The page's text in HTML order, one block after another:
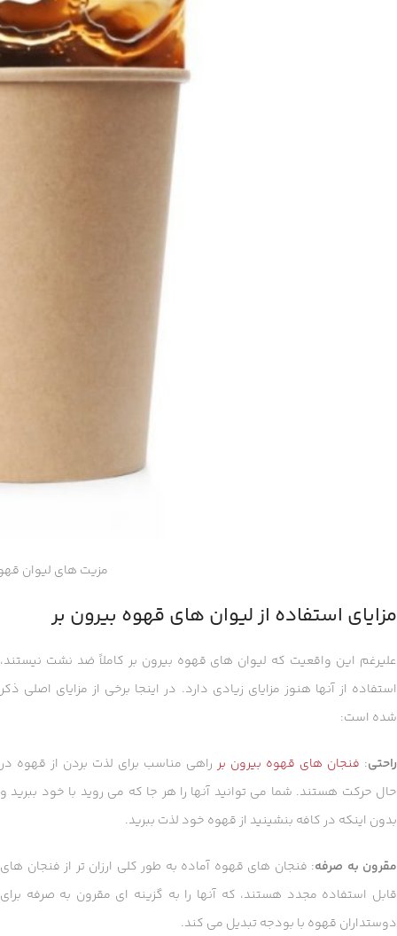
مزیت های لیوان
مزایای استفاده از لیوان های قهوه بیرون بر
علیرغم این واقعیت که لیوان های قهوه بیرون بر کاملاً ضد نشت نیستند،
استفاده از آنها هنوز مزایای زیادی دارد. در اینجا برخی از مزایای اصلی ذکر
شده است:
راحتی: فنجان های قهوه بیرون بر راهی مناسب برای لذت بردن از قهوه در
حال حرکت هستند. شما می توانید آنها را هر جا که می روید با خود ببرید و
بدون اینکه در کافه بنشینید از قهوه خود لذت ببرید.
مقرون به صرفه: فنجان های قهوه آماده به طور کلی ارزان تر از فنجان های
قابل استفاده مجدد هستند، که آنها را به گزینه ای مقرون به صرفه برای
دوستداران قهوه با بودجه تبدیل می کند.